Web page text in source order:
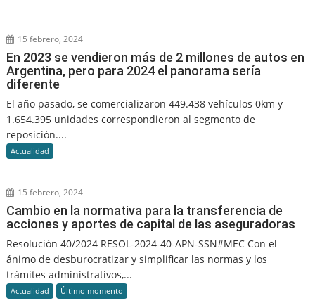
15 febrero, 2024
En 2023 se vendieron más de 2 millones de autos en
Argentina, pero para 2024 el panorama sería
diferente
El año pasado, se comercializaron 449.438 vehículos 0km y
1.654.395 unidades correspondieron al segmento de
reposición....
Actualidad
15 febrero, 2024
Cambio en la normativa para la transferencia de
acciones y aportes de capital de las aseguradoras
Resolución 40/2024 RESOL-2024-40-APN-SSN#MEC Con el
ánimo de desburocratizar y simplificar las normas y los
trámites administrativos,...
Actualidad Último momento